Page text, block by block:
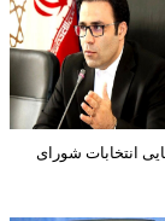
شورای